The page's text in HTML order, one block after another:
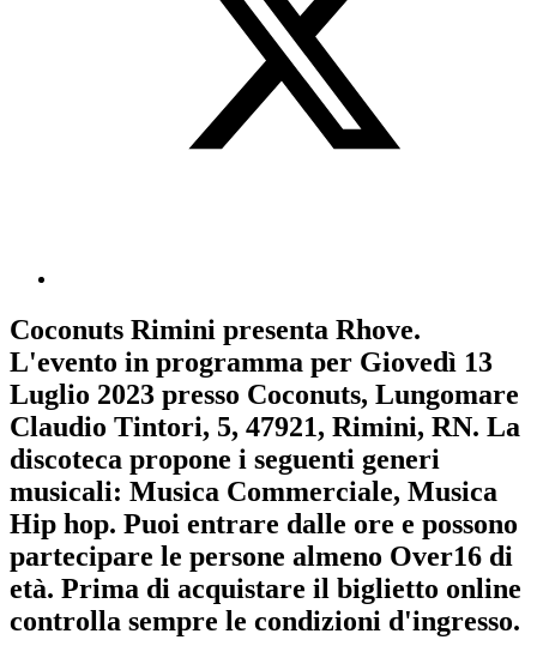
Coconuts Rimini presenta Rhove.
L'evento in programma per Giovedì 13
Luglio 2023 presso Coconuts, Lungomare
Claudio Tintori, 5, 47921, Rimini, RN. La
discoteca propone i seguenti generi
musicali: Musica Commerciale, Musica
Hip hop. Puoi entrare dalle ore e possono
partecipare le persone almeno Over16 di
età. Prima di acquistare il biglietto online
controlla sempre le condizioni d'ingresso.